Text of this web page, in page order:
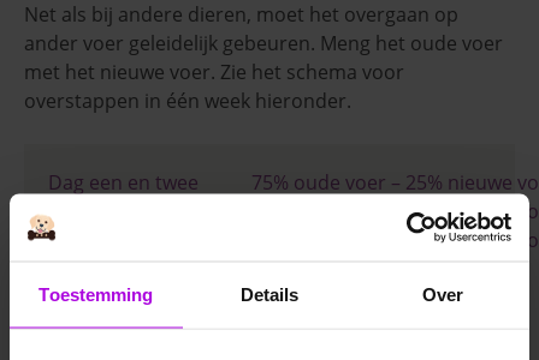
Toestemming Details Over
Net als bij andere dieren, moet het overgaan op
ander voer geleidelijk gebeuren. Meng het oude voer
met het nieuwe voer. Zie het schema voor
overstappen in één week hieronder.
Dag een en twee
75% oude voer – 25% nieuwe
Dag drie en vier
50% oude voer – 50% nieuwe
Dag vijf en zes
25% oude voer – 75% nieuwe